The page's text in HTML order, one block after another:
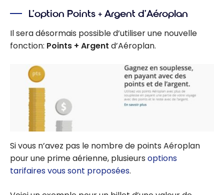
L’option Points + Argent d’Aéroplan
Il sera désormais possible d’utiliser une nouvelle
fonction: Points + Argent d’Aéroplan.
Si vous n’avez pas le nombre de points Aéroplan
pour une prime aérienne, plusieurs options
tarifaires vous sont proposées.